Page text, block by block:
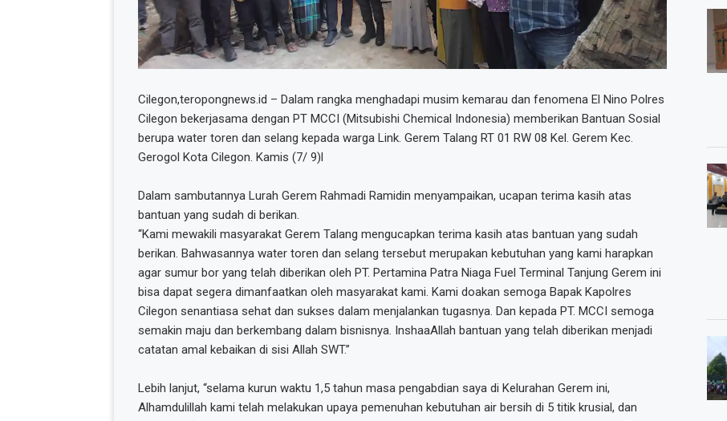
Cilegon,teropongnews.id – Dalam rangka menghadapi musim kemarau dan fenomena El Nino Polres
Cilegon bekerjasama dengan PT MCCI (Mitsubishi Chemical Indonesia) memberikan Bantuan Sosial
berupa water toren dan selang kepada warga Link. Gerem Talang RT 01 RW 08 Kel. Gerem Kec.
Gerogol Kota Cilegon. Kamis (7/ 9)l
Dalam sambutannya Lurah Gerem Rahmadi Ramidin menyampaikan, ucapan terima kasih atas
bantuan yang sudah di berikan.
“Kami mewakili masyarakat Gerem Talang mengucapkan terima kasih atas bantuan yang sudah
berikan. Bahwasannya water toren dan selang tersebut merupakan kebutuhan yang kami harapkan
agar sumur bor yang telah diberikan oleh PT. Pertamina Patra Niaga Fuel Terminal Tanjung Gerem ini
bisa dapat segera dimanfaatkan oleh masyarakat kami. Kami doakan semoga Bapak Kapolres
Cilegon senantiasa sehat dan sukses dalam menjalankan tugasnya. Dan kepada PT. MCCI semoga
semakin maju dan berkembang dalam bisnisnya. InshaaAllah bantuan yang telah diberikan menjadi
catatan amal kebaikan di sisi Allah SWT.”
Lebih lanjut, “selama kurun waktu 1,5 tahun masa pengabdian saya di Kelurahan Gerem ini,
Alhamdulillah kami telah melakukan upaya pemenuhan kebutuhan air bersih di 5 titik krusial, dan